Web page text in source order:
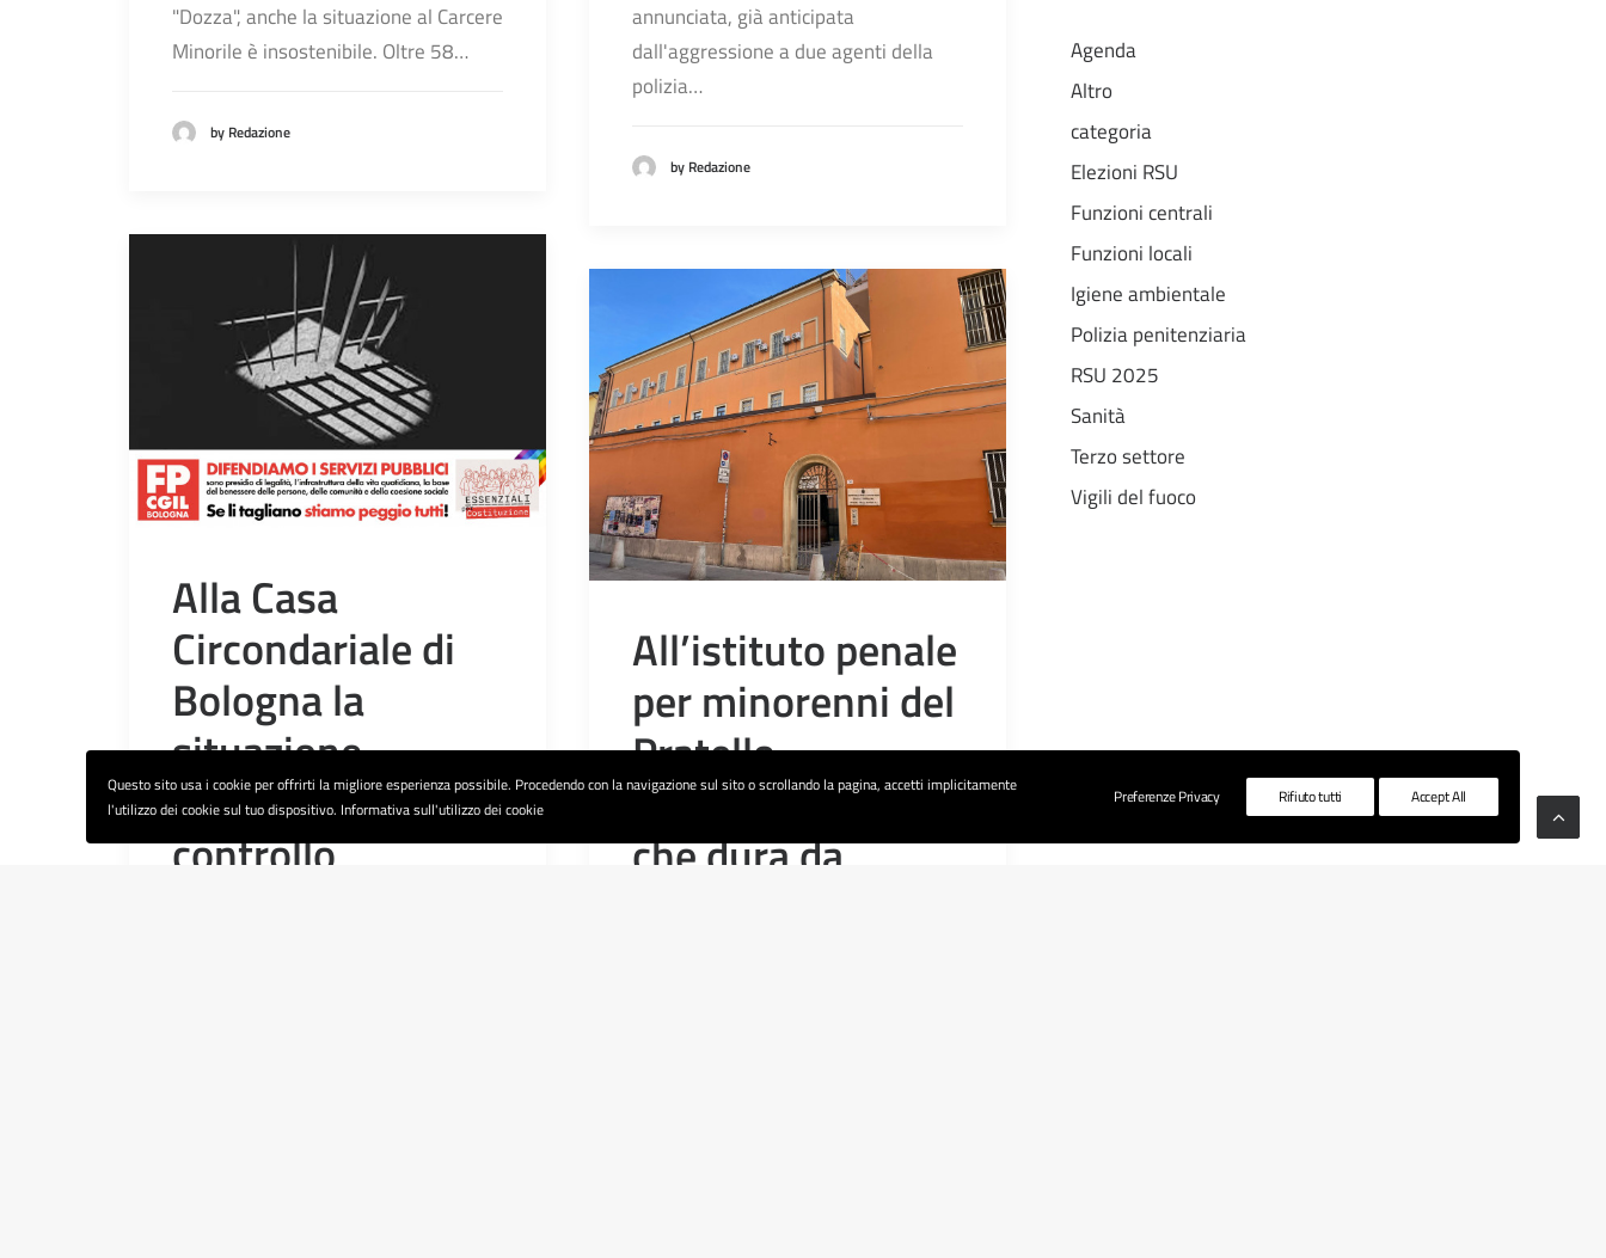
"Dozza", anche la situazione al Carcere
Minorile è insostenibile. Oltre 58…
by Redazione
annunciata, già anticipata
dall'aggressione a due agenti della
polizia…
by Redazione
Alla Casa
Circondariale di
Bologna la
situazione
sempre più fuori
controllo
All’istituto penale
per minorenni del
Pratello,
un’emergenza
che dura da
Agenda
Altro
categoria
Elezioni RSU
Funzioni centrali
Funzioni locali
Igiene ambientale
Polizia penitenziaria
RSU 2025
Sanità
Terzo settore
Vigili del fuoco
Questo sito usa i cookie per offrirti la migliore esperienza possibile. Procedendo con la navigazione sul sito o scrollando la pagina, accetti implicitamente
l'utilizzo dei cookie sul tuo dispositivo. Informativa sull'utilizzo dei cookie
Preferenze Privacy Rifiuto tutti Accept All